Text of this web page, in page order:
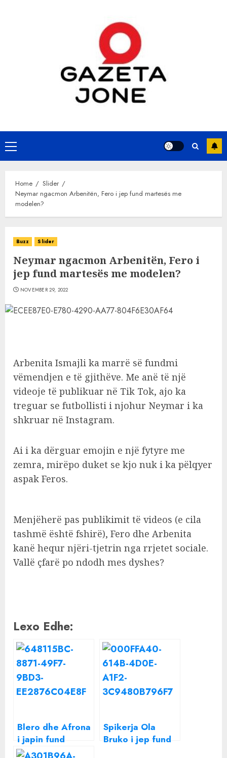
Primary
Menu
Home
Slider
Neymar ngacmon Arbenitën, Fero i jep fund martesës me
modelen?
Buzz Slider
Neymar ngacmon Arbenitën, Fero i
jep fund martesës me modelen?
NOVEMBER 29, 2022
Arbenita Ismajli ka marrë së fundmi
vëmendjen e të gjithëve. Me anë të një
videoje të publikuar në Tik Tok, ajo ka
treguar se futbollisti i njohur Neymar i ka
shkruar në Instagram.
Ai i ka dërguar emojin e një fytyre me
zemra, mirëpo duket se kjo nuk i ka pëlqyer
aspak Feros.
Menjëherë pas publikimit të videos (e cila
tashmë është fshirë), Fero dhe Arbenita
kanë hequr njëri-tjetrin nga rrjetet sociale.
Vallë çfarë po ndodh mes dyshes?
Lexo Edhe:
Blero dhe Afrona
i japin fund
martesës?
Spikerja Ola
Bruko i jep fund